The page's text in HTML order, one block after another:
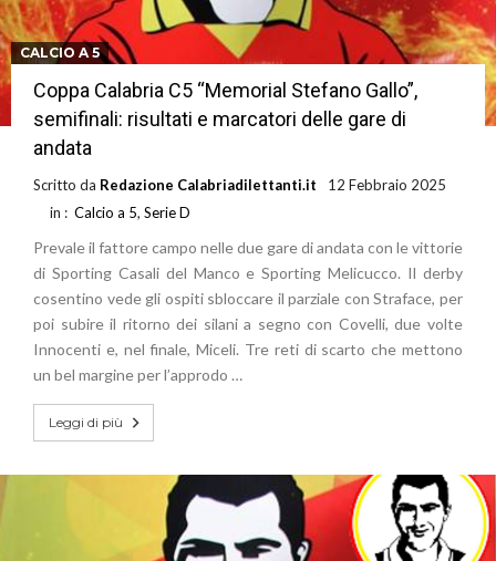
CALCIO A 5
Coppa Calabria C5 “Memorial Stefano Gallo”,
semifinali: risultati e marcatori delle gare di
andata
Scritto da Redazione Calabriadilettanti.it
12 Febbraio 2025
in : Calcio a 5, Serie D
Prevale il fattore campo nelle due gare di andata con le vittorie
di Sporting Casali del Manco e Sporting Melicucco. Il derby
cosentino vede gli ospiti sbloccare il parziale con Straface, per
poi subire il ritorno dei silani a segno con Covelli, due volte
Innocenti e, nel finale, Miceli. Tre reti di scarto che mettono
un bel margine per l’approdo …
Leggi di più